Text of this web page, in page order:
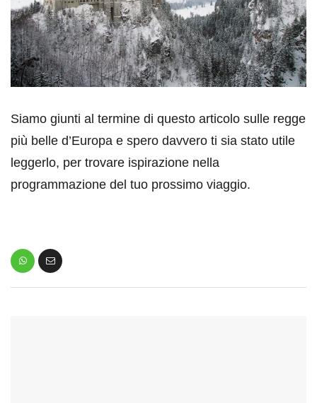
Siamo giunti al termine di questo articolo sulle regge
più belle d’Europa e spero davvero ti sia stato utile
leggerlo, per trovare ispirazione nella
programmazione del tuo prossimo viaggio.